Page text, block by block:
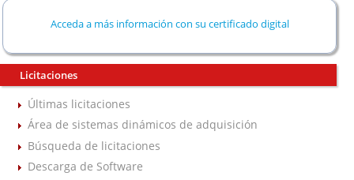
Acceda a más información con su certificado digital
Licitaciones
Últimas licitaciones
Área de sistemas dinámicos de adquisición
Búsqueda de licitaciones
Descarga de Software